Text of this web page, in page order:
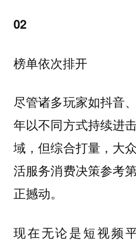
02
榜单依次排开
尽管诸多玩家如抖音
年以不同方式持续进
域，但综合打量，大
活服务消费决策参考
正撼动。
现在无论是短视频